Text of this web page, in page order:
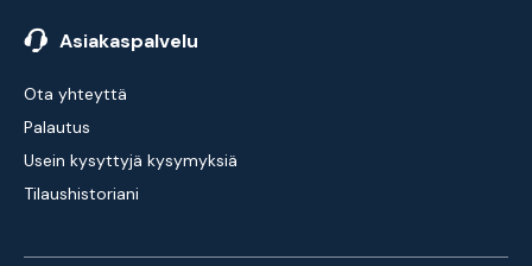
Asiakaspalvelu
Ota yhteyttä
Palautus
Usein kysyttyjä kysymyksiä
Tilaushistoriani